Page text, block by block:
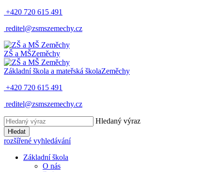
+420 720 615 491
reditel@zsmszemechy.cz
ZŠ a MŠZeměchy
Základní škola a mateřská školaZeměchy
+420 720 615 491
reditel@zsmszemechy.cz
Hledaný výraz
Hledat
rozšířené vyhledávání
Základní škola
O nás